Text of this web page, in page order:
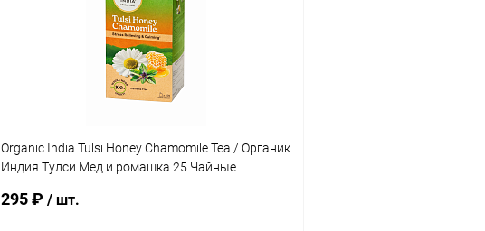
Сравнение
Под заказ
Organic India Tulsi Honey Chamomile Tea / Органик
Индия Тулси Мед и ромашка 25 Чайные
295 ₽ / шт.